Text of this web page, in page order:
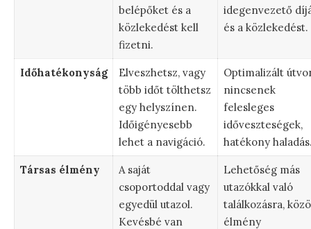
belépőket és a
közlekedést kell
fizetni.
idegenvezető
és a közlekedést.
Időhatékonyság
Elveszhetsz, vagy
több időt tölthetsz
egy helyszínen.
Időigényesebb
lehet a navigáció.
Optimalizált
nincsenek
felesleges
időveszteségek,
hatékony
Társas élmény
A saját
csoportoddal vagy
egyedül utazol.
Kevésbé van
Lehetőség más
utazókkal való
találkozásra,
élmény